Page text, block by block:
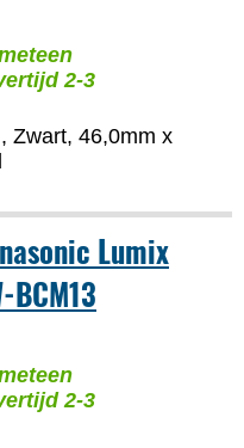
2-3
Zwart, 46,0mm x
Lumix
BCM13
2-3